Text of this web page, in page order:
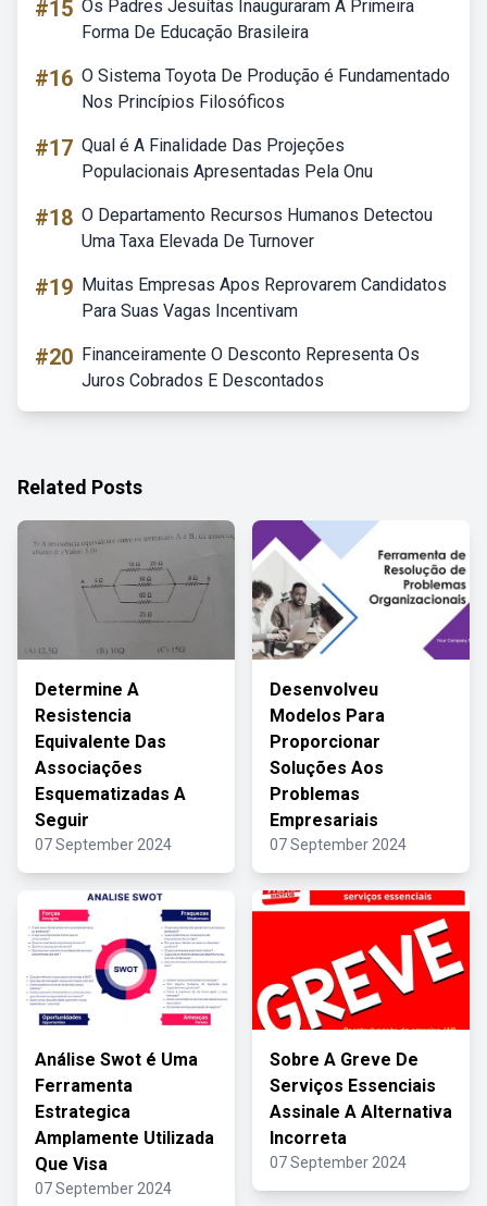
#15 Os Padres Jesuítas Inauguraram A Primeira
Forma De Educação Brasileira
#16 O Sistema Toyota De Produção é Fundamentado
Nos Princípios Filosóficos
#17 Qual é A Finalidade Das Projeções
Populacionais Apresentadas Pela Onu
#18 O Departamento Recursos Humanos Detectou
Uma Taxa Elevada De Turnover
#19 Muitas Empresas Apos Reprovarem Candidatos
Para Suas Vagas Incentivam
#20 Financeiramente O Desconto Representa Os
Juros Cobrados E Descontados
Related Posts
Determine A
Resistencia
Equivalente Das
Associações
Esquematizadas A
Seguir
07 September 2024
Desenvolveu
Modelos Para
Proporcionar
Soluções Aos
Problemas
Empresariais
07 September 2024
Análise Swot é Uma
Ferramenta
Estrategica
Amplamente Utilizada
Que Visa
07 September 2024
Sobre A Greve De
Serviços Essenciais
Assinale A Alternativa
Incorreta
07 September 2024